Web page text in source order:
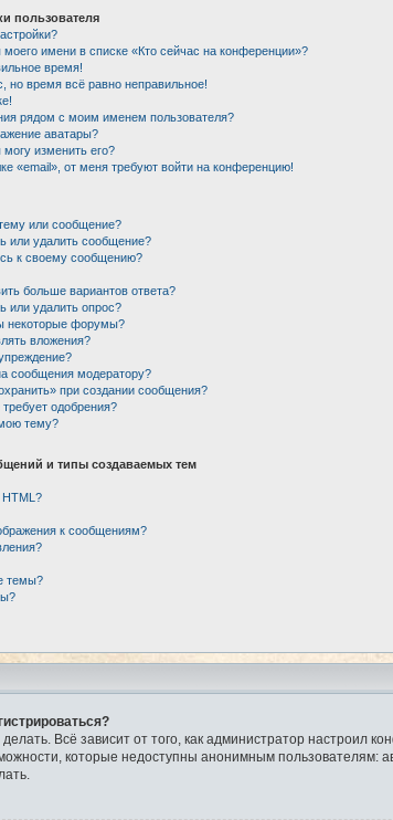
пользователя
моего имени в списке «Кто сейчас на конференции»?
время!
но время всё равно неправильное!
рядом с моим именем пользователя?
аватары?
могу изменить его?
«email», от меня требуют войти на конференцию!
или сообщение?
или удалить сообщение?
к своему сообщению?
больше вариантов ответа?
или удалить опрос?
некоторые форумы?
вложения?
сообщения модератору?
при создании сообщения?
одобрения?
тему?
и типы создаваемых тем
HTML?
к сообщениям?
темы?
Всё зависит от того, как администратор
которые недоступны анонимным пользователям: